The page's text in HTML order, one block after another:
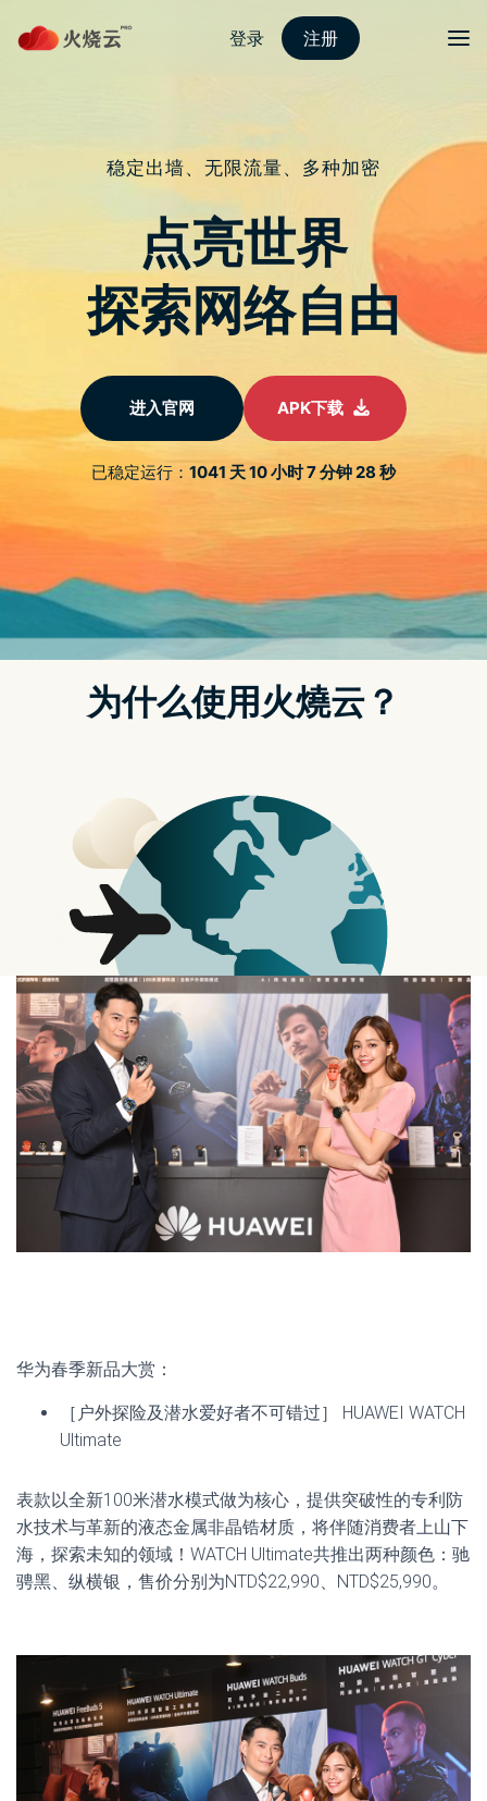
nordvpn 安卓
HUAWEI 在台宣布春季新产品！手表
内藏耳机还有满满的黑科技！
2023 年 4 月 12 日由 nordvpn国内能用吗
HUAWEI於今（4/11）日举办「HUAWEI 春季新品发布
会」，除了和消费者分享极具特色的 WATCH Ultimate、
WATCH Buds、WATCH GT Cyber、FreeBuds 5与路由器新
品。其中 HUAWEI WATCH Ultimate 及 HUAWEI WATCH Buds
这两款新品可说是刷新业界设计与功能纪录，充满黑科技与
华为春季新品大赏：
［户外探险及潜水爱好者不可错过］ HUAWEI WATCH
Ultimate
表款以全新100米潜水模式做为核心，提供突破性的专利防
水技术与革新的液态金属非晶锆材质，将伴随消费者上山下
海，探索未知的领域！WATCH Ultimate共推出两种颜色：驰
骋黑、纵横银，售价分别为NTD$22,990、NTD$25,990。